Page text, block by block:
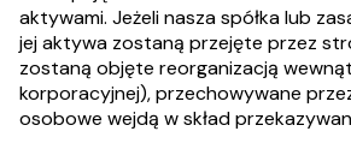
aktywami. Jeżeli nasza spółka lub
jej aktywa zostaną przejęte przez
zostaną objęte reorganizacją
korporacyjnej), przechowywane
osobowe wejdą w skład